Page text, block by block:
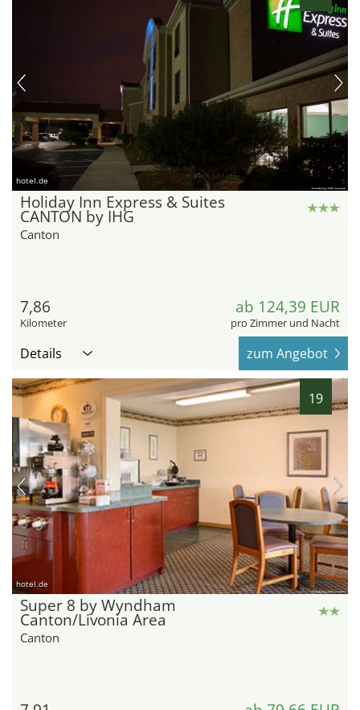
hotel.de
Holiday Inn Express & Suites
CANTON by IHG
Canton
7,86
Kilometer
ab 124,39 EUR
pro Zimmer und Nacht
Details zum Angebot
19
hotel.de
Super 8 by Wyndham
Canton/Livonia Area
Canton